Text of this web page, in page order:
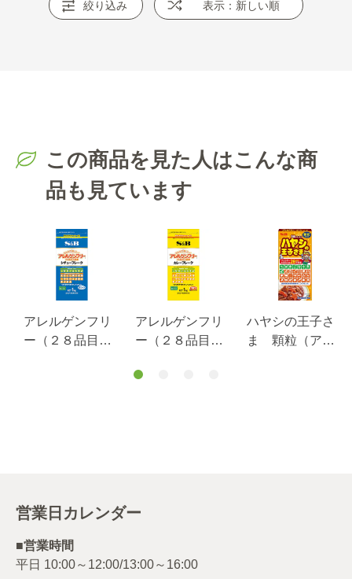
絞り込み 表示：新しい順
この商品を見た人はこんな商
品も見ています
アレルゲンフリ
ー（２８品目不
アレルゲンフリ
ー（２８品目不
レーク１ｋｇ
ハヤシの王子さ
ま 顆粒（アレ
営業日カレンダー
■営業時間